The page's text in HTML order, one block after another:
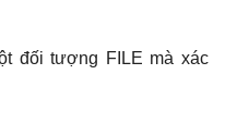
đối tượng FILE mà xác